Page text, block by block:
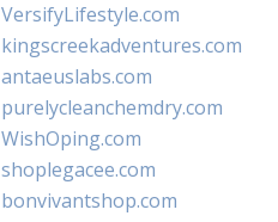
VersifyLifestyle.com
kingscreekadventures.com
antaeuslabs.com
purelycleanchemdry.com
WishOping.com
shoplegacee.com
bonvivantshop.com